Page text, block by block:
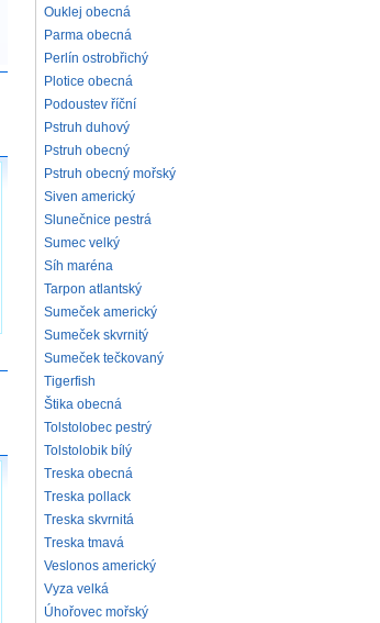
Ouklej obecná
Parma obecná
Perlín ostrobřichý
Plotice obecná
Podoustev říční
Pstruh duhový
Pstruh obecný
Pstruh obecný mořský
Siven americký
Slunečnice pestrá
Sumec velký
Síh maréna
Tarpon atlantský
Sumeček americký
Sumeček skvrnitý
Sumeček tečkovaný
Tigerfish
Štika obecná
Tolstolobec pestrý
Tolstolobik bílý
Treska obecná
Treska pollack
Treska skvrnitá
Treska tmavá
Veslonos americký
Vyza velká
Úhořovec mořský